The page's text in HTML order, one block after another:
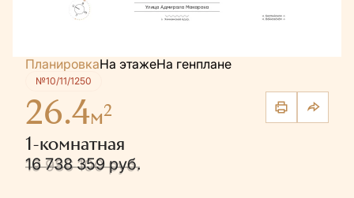
ПланировкаНа этажеНа генплане
№10/11/1250
26.4м2
1-комнатная
19 986 100 руб.
16 738 359 руб.